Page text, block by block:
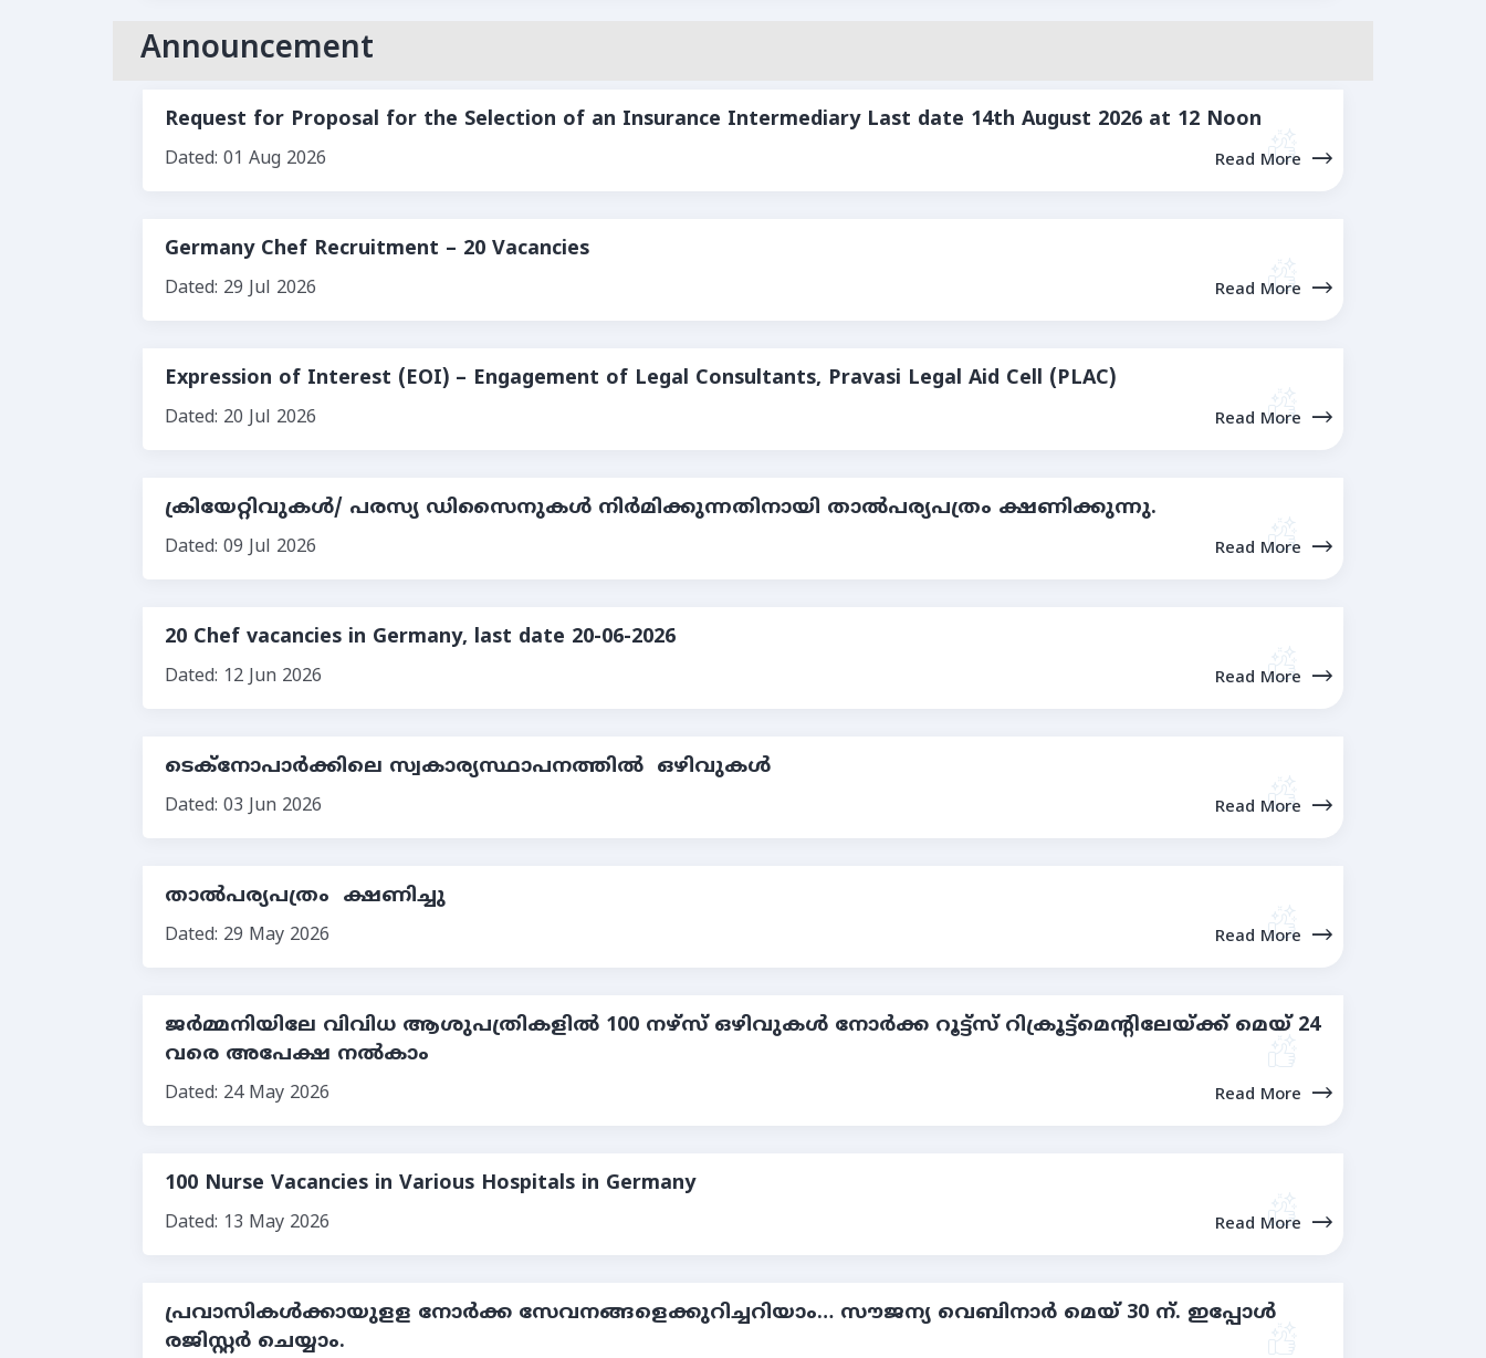
Announcement
Request for Proposal for the Selection of an Insurance Intermediary Last date 14th August 2026 at 12 Noon
Dated: 01 Aug 2026 Read More
Germany Chef Recruitment – 20 Vacancies
Dated: 29 Jul 2026 Read More
Expression of Interest (EOI) – Engagement of Legal Consultants, Pravasi Legal Aid Cell (PLAC)
Dated: 20 Jul 2026 Read More
ക്രിയേറ്റിവുകള്‍/ പരസ്യ ഡിസൈനുകള്‍ നിര്‍മിക്കുന്നതിനായി താല്‍പര്യപത്രം ക്ഷണിക്കുന്നു.
Dated: 09 Jul 2026 Read More
20 Chef vacancies in Germany, last date 20-06-2026
Dated: 12 Jun 2026 Read More
ടെക്നോപാർക്കിലെ സ്വകാര്യസ്ഥാപനത്തില്‍ ഒഴിവുകള്‍
Dated: 03 Jun 2026 Read More
താൽപര്യപത്രം ക്ഷണിച്ചു
Dated: 29 May 2026 Read More
ജർമ്മനിയിലേ വിവിധ ആശുപത്രികളില്‍ 100 നഴ്സ് ഒഴിവുകള്‍ നോർക്ക റൂട്ട്സ് റിക്രൂട്ട്മെന്റിലേയ്ക്ക് മെയ് 24
വരെ അപേക്ഷ നല്‍കാം
Dated: 24 May 2026 Read More
100 Nurse Vacancies in Various Hospitals in Germany
Dated: 13 May 2026 Read More
പ്രവാസികൾക്കായുളള നോര്‍ക്ക സേവനങ്ങളെക്കുറിച്ചറിയാം… സൗജന്യ വെബിനാർ മെയ് 30 ന്. ഇപ്പോള്‍
രജിസ്റ്റര്‍ ചെയ്യാം.